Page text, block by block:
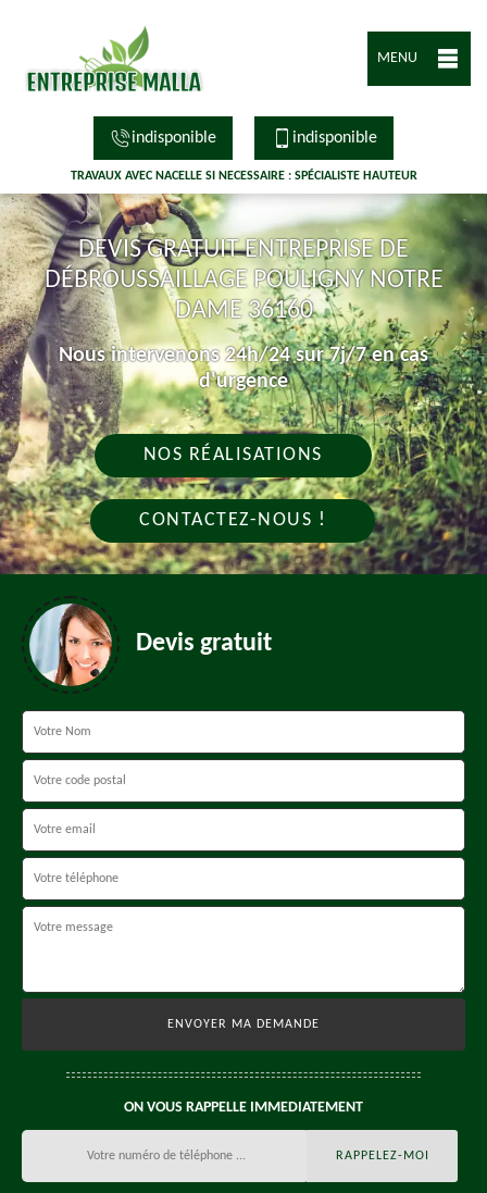
MENU
indisponible indisponible
TRAVAUX AVEC NACELLE SI NECESSAIRE : SPÉCIALISTE HAUTEUR
DEVIS GRATUIT ENTREPRISE DE
DÉBROUSSAILLAGE POULIGNY NOTRE
DAME 36160
Nous intervenons 24h/24 sur 7j/7 en cas
d'urgence
NOS RÉALISATIONS
CONTACTEZ-NOUS !
Devis gratuit
ON VOUS RAPPELLE IMMEDIATEMENT